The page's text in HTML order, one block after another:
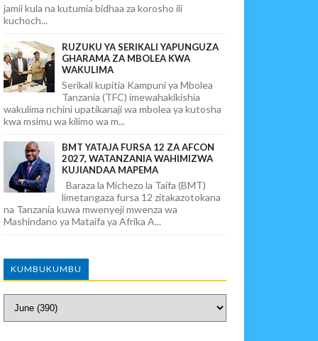
jamii kula na kutumia bidhaa za korosho ili
kuchoch...
RUZUKU YA SERIKALI YAPUNGUZA
GHARAMA ZA MBOLEA KWA
WAKULIMA
Serikali kupitia Kampuni ya Mbolea
Tanzania (TFC) imewahakikishia
wakulima nchini upatikanaji wa mbolea ya kutosha
kwa msimu wa kilimo wa m...
BMT YATAJA FURSA 12 ZA AFCON
2027, WATANZANIA WAHIMIZWA
KUJIANDAA MAPEMA
Baraza la Michezo la Taifa (BMT)
limetangaza fursa 12 zitakazotokana
na Tanzania kuwa mwenyeji mwenza wa
Mashindano ya Mataifa ya Afrika A...
KUMBUKUMBU